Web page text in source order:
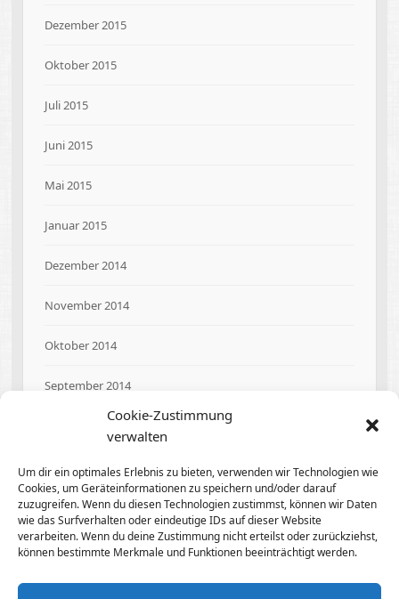
Cookie-Zustimmung
verwalten
Um dir ein optimales Erlebnis zu bieten, verwenden wir Technologien wie
Cookies, um Geräteinformationen zu speichern und/oder darauf
zuzugreifen. Wenn du diesen Technologien zustimmst, können wir Daten
wie das Surfverhalten oder eindeutige IDs auf dieser Website
verarbeiten. Wenn du deine Zustimmung nicht erteilst oder zurückziehst,
können bestimmte Merkmale und Funktionen beeinträchtigt werden.
Dezember 2015
Oktober 2015
Juli 2015
Juni 2015
Mai 2015
Januar 2015
Dezember 2014
November 2014
Oktober 2014
September 2014
August 2014
Meta